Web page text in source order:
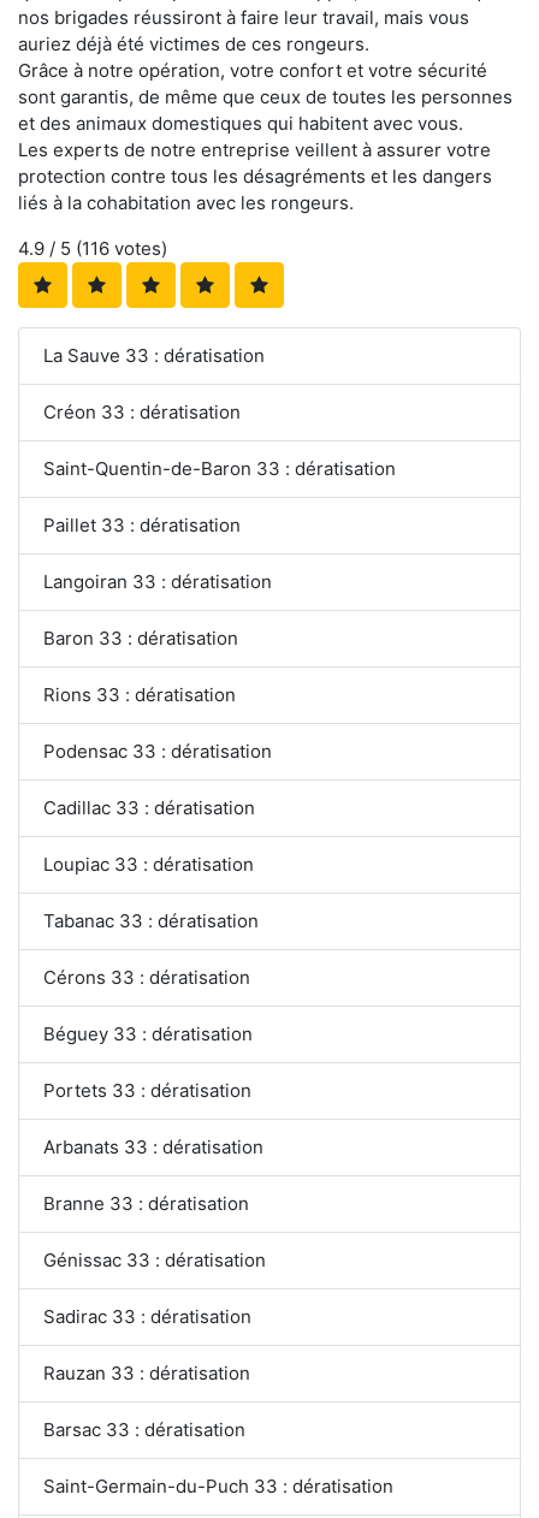
nos brigades réussiront à faire leur travail, mais vous
auriez déjà été victimes de ces rongeurs.
Grâce à notre opération, votre confort et votre sécurité
sont garantis, de même que ceux de toutes les personnes
et des animaux domestiques qui habitent avec vous.
Les experts de notre entreprise veillent à assurer votre
protection contre tous les désagréments et les dangers
liés à la cohabitation avec les rongeurs.
4.9 / 5 (116 votes)
La Sauve 33 : dératisation
Créon 33 : dératisation
Saint-Quentin-de-Baron 33 : dératisation
Paillet 33 : dératisation
Langoiran 33 : dératisation
Baron 33 : dératisation
Rions 33 : dératisation
Podensac 33 : dératisation
Cadillac 33 : dératisation
Loupiac 33 : dératisation
Tabanac 33 : dératisation
Cérons 33 : dératisation
Béguey 33 : dératisation
Portets 33 : dératisation
Arbanats 33 : dératisation
Branne 33 : dératisation
Génissac 33 : dératisation
Sadirac 33 : dératisation
Rauzan 33 : dératisation
Barsac 33 : dératisation
Saint-Germain-du-Puch 33 : dératisation